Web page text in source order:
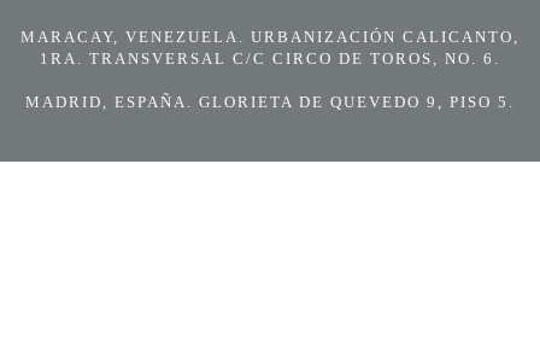
MARACAY, VENEZUELA. URBANIZACIÓN CALICANTO,
1RA. TRANSVERSAL C/C CIRCO DE TOROS, NO. 6.
MADRID, ESPAÑA. GLORIETA DE QUEVEDO 9, PISO 5.